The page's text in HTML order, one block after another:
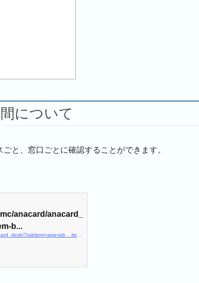
について
と、窓口ごとに確認することができます。
anacard/anacard_
b...